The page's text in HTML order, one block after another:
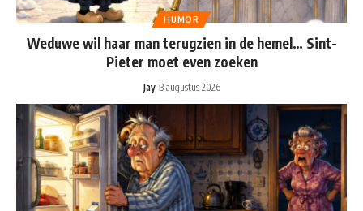
HUMOR
Weduwe wil haar man terugzien in de hemel… Sint-
Pieter moet even zoeken
Jay 3 augustus 2026